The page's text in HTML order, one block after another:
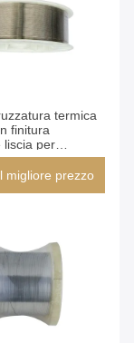
termica
finitura
liscia per
resistenti
con elevata
migliore prezzo